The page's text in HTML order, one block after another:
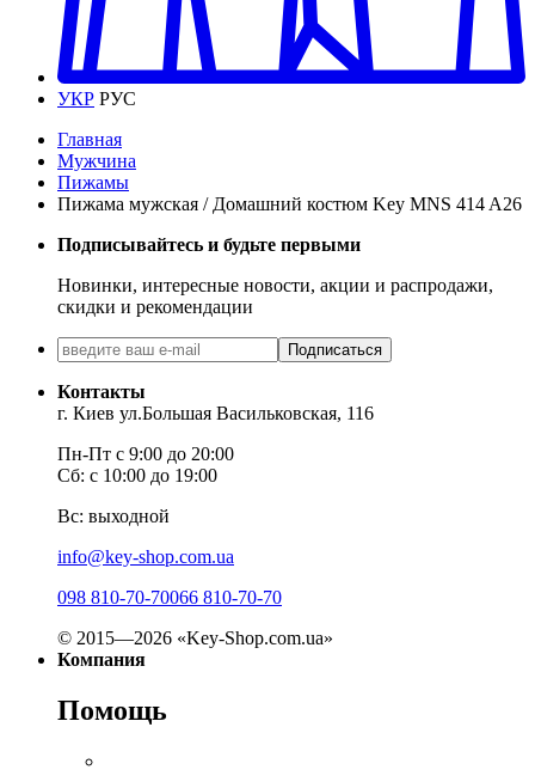
УКР РУС
Главная
Мужчина
Пижамы
Пижама мужская / Домашний костюм Key MNS 414 A26
Подписывайтесь и будьте первыми
Новинки, интересные новости, акции и распродажи,
скидки и рекомендации
Подписаться
Контакты
г. Киев ул.Большая Васильковская, 116
Пн-Пт с 9:00 до 20:00
Сб: с 10:00 до 19:00
Вс: выходной
info@key-shop.com.ua
098 810-70-70066 810-70-70
© 2015—2026 «Key-Shop.com.ua»
Компания
Помощь